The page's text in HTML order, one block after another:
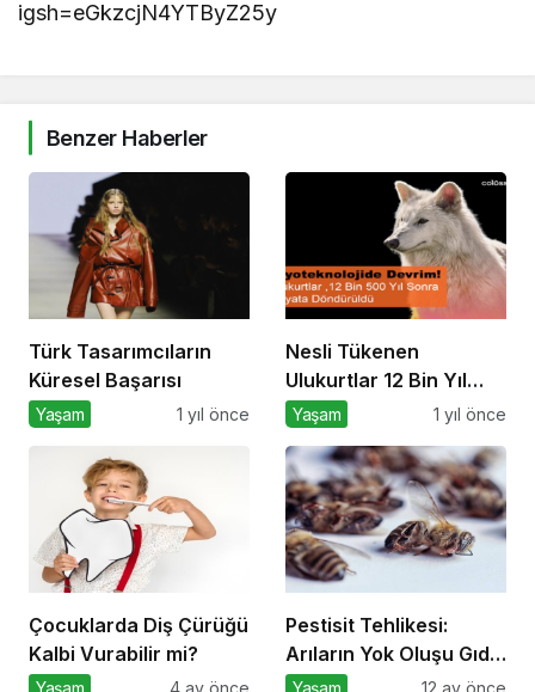
igsh=eGkzcjN4YTByZ25y
Benzer Haberler
Türk Tasarımcıların
Küresel Başarısı
Yaşam 1 yıl önce
Nesli Tükenen
Ulukurtlar 12 Bin Yıl
Sonra Hayata
Yaşam 1 yıl önce
Çocuklarda Diş Çürüğü
Kalbi Vurabilir mi?
Pestisit Tehlikesi:
Arıların Yok Oluşu Gıda
Zincirini Çökertiyor!